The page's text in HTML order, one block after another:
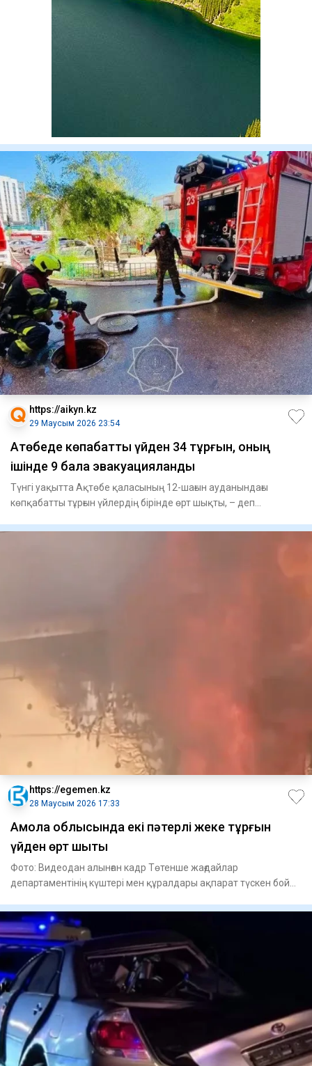
https://aikyn.kz
29 Маусым 2026 23:54
Ақтөбеде көпқабатты үйден 34 тұрғын, оның
ішінде 9 бала эвакуацияланды
Түнгі уақытта Ақтөбе қаласының 12-шағын ауданындағы
көпқабатты тұрғын үйлердің бірінде өрт шықты, – деп
https://egemen.kz
28 Маусым 2026 17:33
Ақмола облысында екі пәтерлі жеке тұрғын
үйден өрт шықты
Фото: Видеодан алынған кадр Төтенше жағдайлар
департаментінің күштері мен құралдары ақпарат түскен бойда